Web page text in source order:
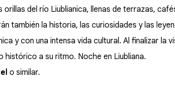
del río Liublianica, llenas de terrazas,
también la historia, las curiosidades y las
y con una intensa vida cultural. Al finalizar la
histórico a su ritmo. Noche en Liubliana.
o similar.